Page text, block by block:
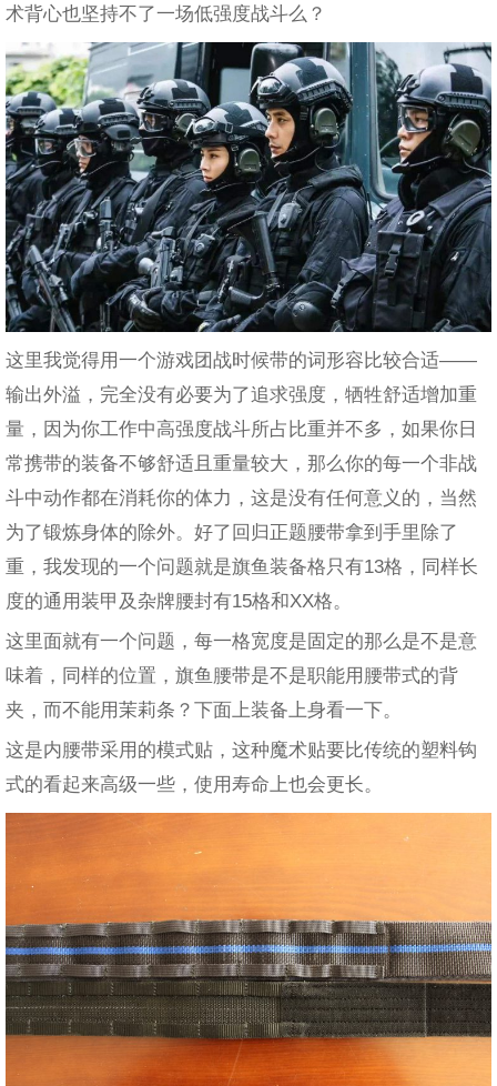
术背心也坚持不了一场低强度战斗么？
这里我觉得用一个游戏团战时候带的词形容比较合适——
输出外溢，完全没有必要为了追求强度，牺牲舒适增加重
量，因为你工作中高强度战斗所占比重并不多，如果你日
常携带的装备不够舒适且重量较大，那么你的每一个非战
斗中动作都在消耗你的体力，这是没有任何意义的，当然
为了锻炼身体的除外。好了回归正题腰带拿到手里除了
重，我发现的一个问题就是旗鱼装备格只有13格，同样长
度的通用装甲及杂牌腰封有15格和XX格。
这里面就有一个问题，每一格宽度是固定的那么是不是意
味着，同样的位置，旗鱼腰带是不是职能用腰带式的背
夹，而不能用茉莉条？下面上装备上身看一下。
这是内腰带采用的模式贴，这种魔术贴要比传统的塑料钩
式的看起来高级一些，使用寿命上也会更长。